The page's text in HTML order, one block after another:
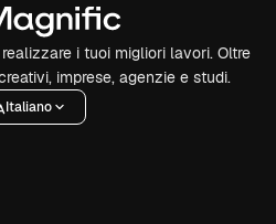
i tuoi migliori lavori. Oltre
imprese, agenzie e studi.
Italiano